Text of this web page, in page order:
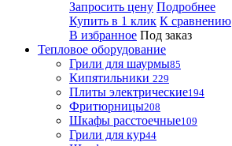
Запросить цену Подробнее
Купить в 1 клик К сравнению
В избранное Под заказ
Тепловое оборудование
Грили для шаурмы85
Кипятильники 229
Плиты электрические194
Фритюрницы208
Шкафы расстоечные109
Грили для кур44